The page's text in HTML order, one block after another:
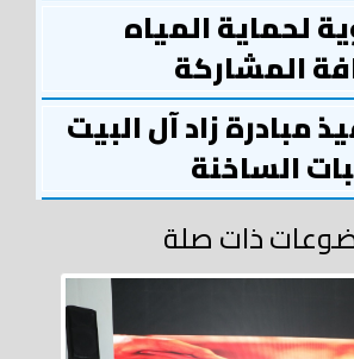
لحماية المياه
المشاركة
مبادرة زاد آل البيت
الساخنة
ذات صلة